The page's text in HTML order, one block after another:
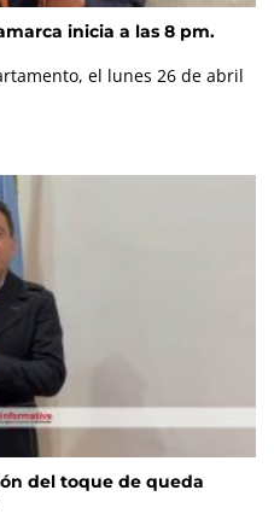
inicia a las 8 pm.
el lunes 26 de abril
del toque de queda